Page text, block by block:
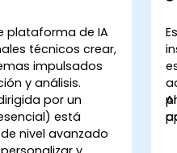
plataforma de IA
técnicos crear,
impulsados
y análisis.
por un
está
nivel avanzado